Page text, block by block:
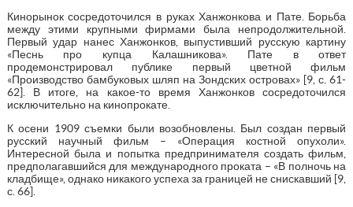
Кинорынок сосредоточился в руках Ханжонкова и Пате. Борьба
между этими крупными фирмами была непродолжительной.
Первый удар нанес Ханжонков, выпустивший русскую картину
«Песнь про купца Калашникова». Пате в ответ
продемонстрировал публике первый цветной фильм
«Производство бамбуковых шляп на Зондских островах» [9, с. 61-
62]. В итоге, на какое-то время Ханжонков сосредоточился
исключительно на кинопрокате.
К осени 1909 съемки были возобновлены. Был создан первый
русский научный фильм – «Операция костной опухоли».
Интересной была и попытка предпринимателя создать фильм,
предполагавшийся для международного проката – «В полночь на
кладбище», однако никакого успеха за границей не снискавший [9,
с. 66].